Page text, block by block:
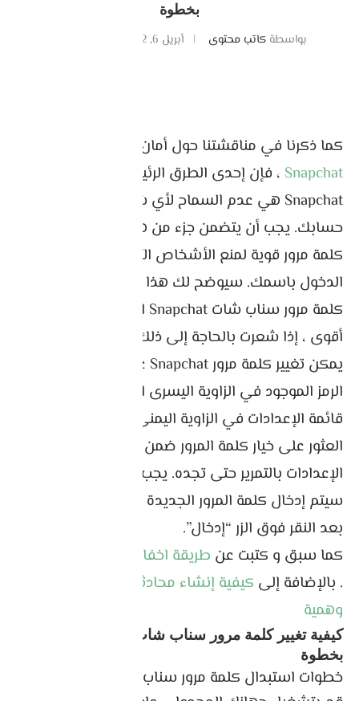
بخطوة
بواسطة كاتب محتوى أبريل 6, 2022
كما ذكرنا في مناقشتنا حول أمان وخصوصية
Snapchat ، فإن إحدى الطرق الرئيسية للبقاء آمنًا على
Snapchat هي عدم السماح لأي شخص آخر باستخدام
حسابك. يجب أن يتضمن جزء من هذه الإستراتيجية
كلمة مرور قوية لمنع الأشخاص الآخرين من تسجيل
الدخول باسمك. سيوضح لك هذا الدرس كيفية تغيير
كلمة مرور سناب شات Snapchat الحالية بكلمة مرور
أقوى ، إذا شعرت بالحاجة إلى ذلك.
يمكن تغيير كلمة مرور Snapchat عن طريق النقر فوق
الرمز الموجود في الزاوية اليسرى العلوية. انتقل إلى
قائمة الإعدادات في الزاوية اليمنى العليا. يمكنك
العثور على خيار كلمة المرور ضمن “حسابي” في قائمة
الإعدادات بالتمرير حتى تجده. يجب إدخال كلمات المرور.
سيتم إدخال كلمة المرور الجديدة الخاصة بك وتأكيدها
بعد النقر فوق الزر “إدخال”.
كما سبق و كتبت عن طريقة اخفاء نقاط السناب شات
. بالإضافة إلى كيفية إنشاء محادثات سناب شات
وهمية
بخطوة
خطوات استبدال كلمة مرور سناب شات Snapchat :